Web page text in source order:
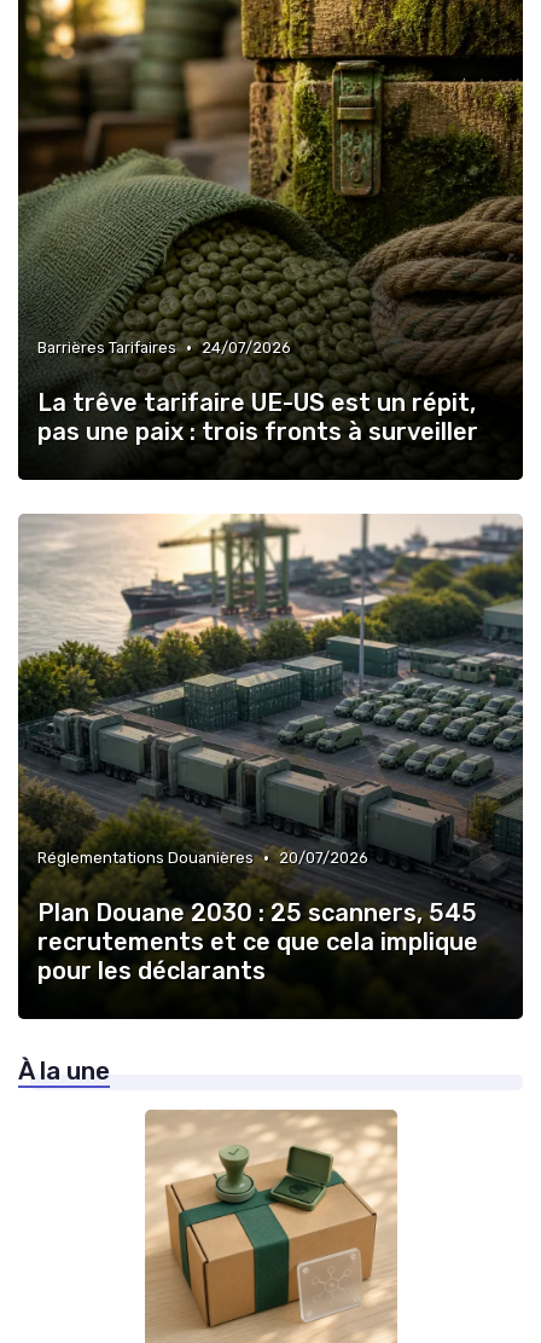
Barrières Tarifaires • 24/07/2026
La trêve tarifaire UE-US est un répit,
pas une paix : trois fronts à surveiller
Réglementations Douanières • 20/07/2026
Plan Douane 2030 : 25 scanners, 545
recrutements et ce que cela implique
pour les déclarants
À la une